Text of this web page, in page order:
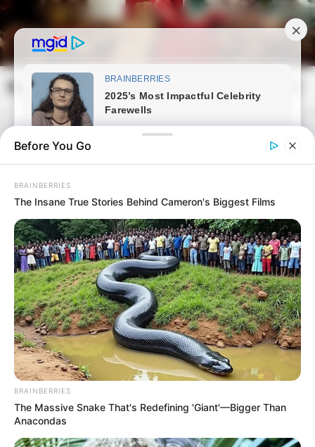
Skip
to
content
frissvilag.com
Open
Search
Posted
in
Világ
Kezdődik: a Tisza nekimegy a
közmédiának, leállítják a
propaganda műsorokat
bySzerző • June 3, 2026
Before You Go
BRAINBERRIES
The Insane True Stories Behind Cameron's Biggest Films
BRAINBERRIES
The Massive Snake That's Redefining 'Giant'—Bigger Than
Anacondas